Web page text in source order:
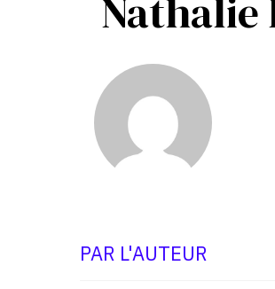
Nathalie
PAR L'AUTEUR